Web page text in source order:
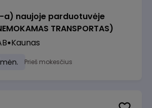
a) naujoje parduotuvėje
TRANSPORTAS)
Kaunas
Prieš mokesčius